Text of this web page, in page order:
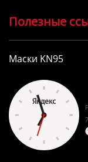
Полезные
Маски KN95